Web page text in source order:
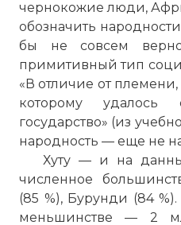
чернокожие люди,
обозначить
бы не совсем
примитивный тип
«В отличие от племени,
которому удалось
государство» (из
народность — еще не
Хуту — и на
численное
(85 %), Бурунди (84
меньшинстве — 2